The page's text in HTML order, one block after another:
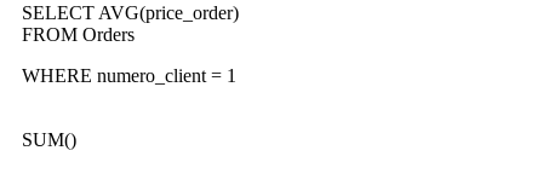
SELECT AVG(price_order)
FROM Orders
WHERE numero_client = 1
SUM()